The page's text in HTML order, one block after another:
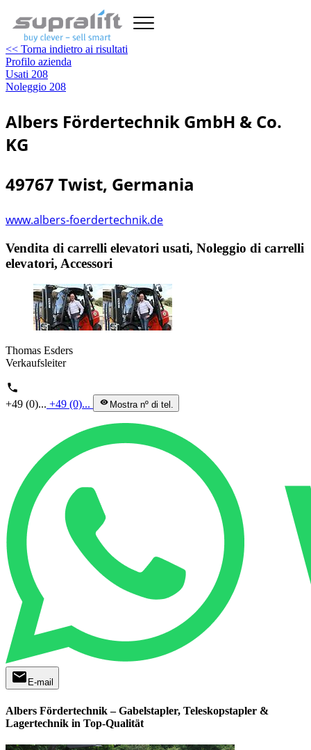
<< Torna indietro ai risultati
Profilo azienda
Usati 208
Noleggio 208
Albers Fördertechnik GmbH & Co.
KG
49767 Twist, Germania
www.albers-foerdertechnik.de
Vendita di carrelli elevatori usati, Noleggio di carrelli
elevatori, Accessori
Thomas Esders
Verkaufsleiter
phone
+49 (0)... +49 (0)... visibility Mostra nº di tel.
mail E-mail
Albers Fördertechnik – Gabelstapler, Teleskopstapler &
Lagertechnik in Top-Qualität